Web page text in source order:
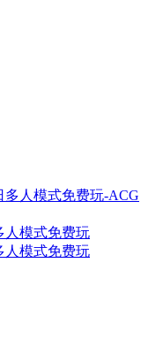
人模式免费玩
人模式免费玩